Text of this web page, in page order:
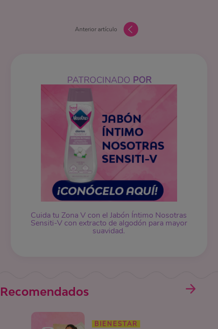
Anterior artículo
PATROCINADO POR
Cuida tu Zona V con el Jabón Íntimo Nosotras
Sensiti-V con extracto de algodón para mayor
suavidad.
Recomendados
BIENESTAR